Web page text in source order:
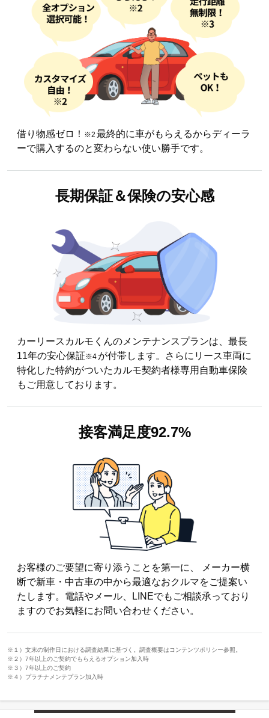
借り物感ゼロ！ ※2 最終的に車がもらえるからディーラ
ーで購入するのと変わらない使い勝手です。
長期保証＆保険の安心感
カーリースカルモくんのメンテナンスプランは、最長
11年の安心保証※4 が付帯します。さらにリース車両に
特化した特約がついたカルモ契約者様専用自動車保険
もご用意しております。
接客満足度92.7%
お客様のご要望に寄り添うことを第一に、 メーカー横
断で新車・中古車の中から最適なおクルマをご提案い
たします。電話やメール、LINEでもご相談承っており
ますのでお気軽にお問い合わせください。
※１）文末の制作日における調査結果に基づく。調査概要はコンテンツポリシー参照。
※２）7年以上のご契約でもらえるオプション加入時
※３）7年以上のご契約
※４）プラチナメンテプラン加入時